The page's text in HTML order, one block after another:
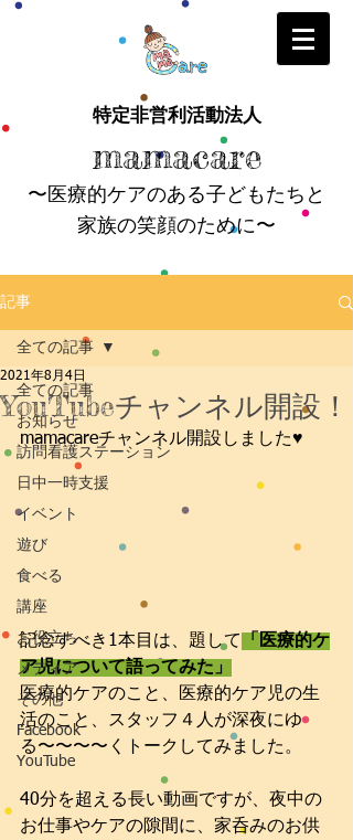
特定非営利活動法人
mamacare
〜医療的ケアのある子どもたちと
家族の笑顔のために〜
記事
全ての記事
お知らせ
訪問看護ステーション
日中一時支援
イベント
遊び
食べる
講座
お役立ち
メディア
その他
Facebook
YouTube
全ての記事
YouTubeチャンネル開設！
2021年8月4日
mamacareチャンネル開設しました♥️
記念すべき1本目は、題して
「医療的ケ
ア児について語ってみた」
医療的ケアのこと、医療的ケア児の生
活のこと、スタッフ４人が深夜にゆ
る〜〜〜〜くトークしてみました。
40分を超える長い動画ですが、夜中の
お仕事やケアの隙間に、家呑みのお供